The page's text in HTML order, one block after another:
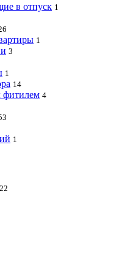
в отпуск 1
1
3
1
14
фитилем 4
1
22